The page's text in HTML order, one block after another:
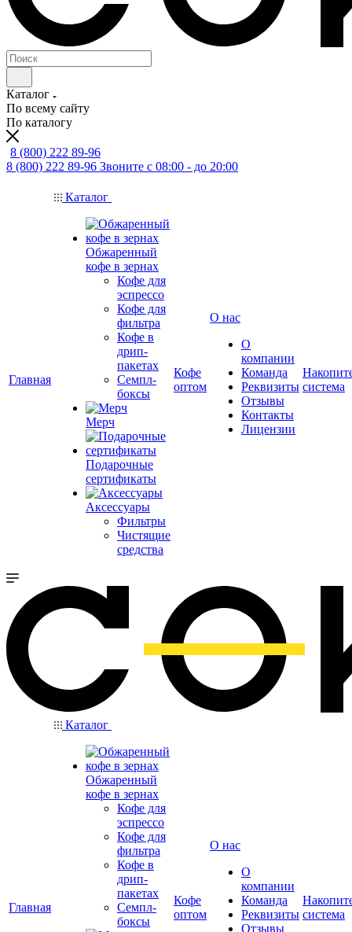
Каталог
По всему сайту
По каталогу
8 (800) 222 89-96
8 (800) 222 89-96 Звоните с 08:00 - до 20:00
Главная
Каталог
Обжаренный
кофе в зернах
Кофе для
эспрессо
Кофе для
фильтра
Кофе в
дрип-
пакетах
Семпл-
боксы
Мерч
Подарочные
сертификаты
Аксессуары
Фильтры
Чистящие
средства
Кофе
оптом
О нас
О
компании
Команда
Реквизиты
Отзывы
Контакты
Лицензии
система
Главная
Каталог
Обжаренный
кофе в зернах
Кофе для
эспрессо
Кофе для
фильтра
Кофе в
дрип-
пакетах
Семпл-
боксы
Кофе
оптом
О нас
О
компании
Команда
Реквизиты
Отзывы
система